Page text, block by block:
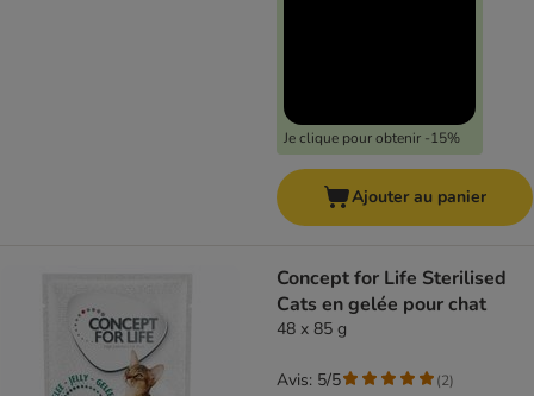
Je clique pour obtenir -15%
Ajouter au panier
Concept for Life Sterilised
Cats en gelée pour chat
48 x 85 g
Avis: 5/5 (2)